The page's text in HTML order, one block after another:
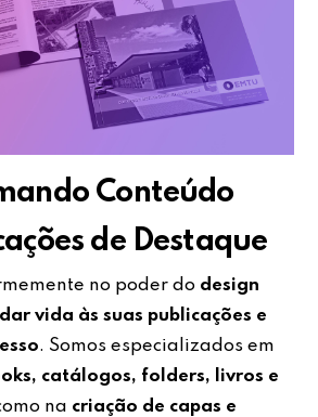
Conteúdo
de Destaque
no poder do design
vida às suas publicações e
. Somos especializados em
catálogos, folders, livros e
na criação de capas e